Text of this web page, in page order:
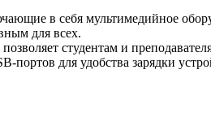
в себя мультимедийное
для всех.
студентам и
для удобства зарядки